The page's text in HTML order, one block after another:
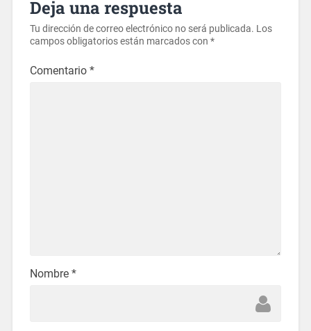
Deja una respuesta
Tu dirección de correo electrónico no será publicada. Los
campos obligatorios están marcados con *
Comentario *
Nombre *